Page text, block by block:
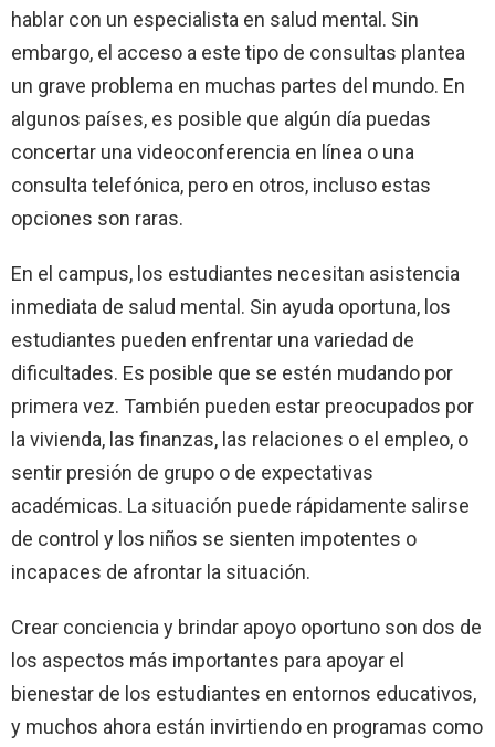
hablar con un especialista en salud mental. Sin
embargo, el acceso a este tipo de consultas plantea
un grave problema en muchas partes del mundo. En
algunos países, es posible que algún día puedas
concertar una videoconferencia en línea o una
consulta telefónica, pero en otros, incluso estas
opciones son raras.
En el campus, los estudiantes necesitan asistencia
inmediata de salud mental. Sin ayuda oportuna, los
estudiantes pueden enfrentar una variedad de
dificultades. Es posible que se estén mudando por
primera vez. También pueden estar preocupados por
la vivienda, las finanzas, las relaciones o el empleo, o
sentir presión de grupo o de expectativas
académicas. La situación puede rápidamente salirse
de control y los niños se sienten impotentes o
incapaces de afrontar la situación.
Crear conciencia y brindar apoyo oportuno son dos de
los aspectos más importantes para apoyar el
bienestar de los estudiantes en entornos educativos,
y muchos ahora están invirtiendo en programas como